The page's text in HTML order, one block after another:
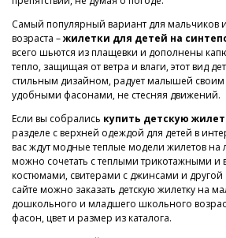
Самый популярный вариант для мальчиков
возраста –жилетки для детей на
всего шьются из плащевки и дополнены
тепло, защищая от ветра и влаги, этот вид
стильным дизайном, радует малышей
удобными фасонами, не стесняя движений.
Если вы собрались купить детскую
разделе с верхней одеждой для детей в
вас ждут модные теплые модели жилетов на
можно сочетать с теплыми трикотажными
костюмами, свитерами с джинсами и
сайте можно заказать детскую жилетку на
дошкольного и младшего школьного
фасон, цвет и размер из каталога.